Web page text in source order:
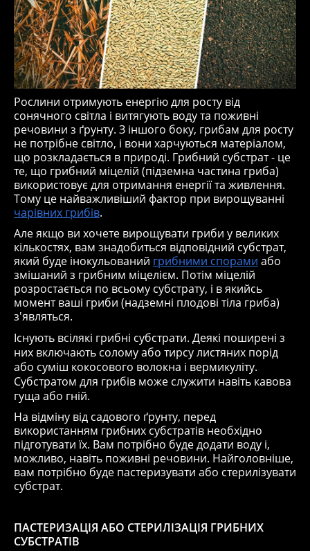
Рослини отримують енергію для росту від
сонячного світла і витягують воду та поживні
речовини з ґрунту. З іншого боку, грибам для росту
не потрібне світло, і вони харчуються матеріалом,
що розкладається в природі. Грибний субстрат - це
те, що грибний міцелій (підземна частина гриба)
використовує для отримання енергії та живлення.
Тому це найважливіший фактор при вирощуванні
чарівних грибів.
Але якщо ви хочете вирощувати гриби у великих
кількостях, вам знадобиться відповідний субстрат,
який буде інокульований грибними спорами або
змішаний з грибним міцелієм. Потім міцелій
розростається по всьому субстрату, і в якийсь
момент ваші гриби (надземні плодові тіла гриба)
з'являться.
Існують всілякі грибні субстрати. Деякі поширені з
них включають солому або тирсу листяних порід
або суміш кокосового волокна і вермикуліту.
Субстратом для грибів може служити навіть кавова
гуща або гній.
На відміну від садового ґрунту, перед
використанням грибних субстратів необхідно
підготувати їх. Вам потрібно буде додати воду і,
можливо, навіть поживні речовини. Найголовніше,
вам потрібно буде пастеризувати або стерилізувати
субстрат.
ПАСТЕРИЗАЦІЯ АБО СТЕРИЛІЗАЦІЯ ГРИБНИХ
СУБСТРАТІВ